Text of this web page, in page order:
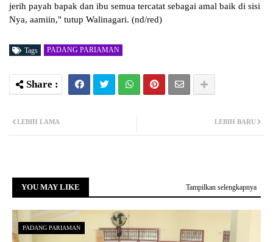
jerih payah bapak dan ibu semua tercatat sebagai amal baik di sisi
Nya, aamiin," tutup Walinagari. (nd/red)
Tags PADANG PARIAMAN
LEBIH BARU
LEBIH LAMA
YOU MAY LIKE Tampilkan selengkapnya
PADANG PARIAMAN